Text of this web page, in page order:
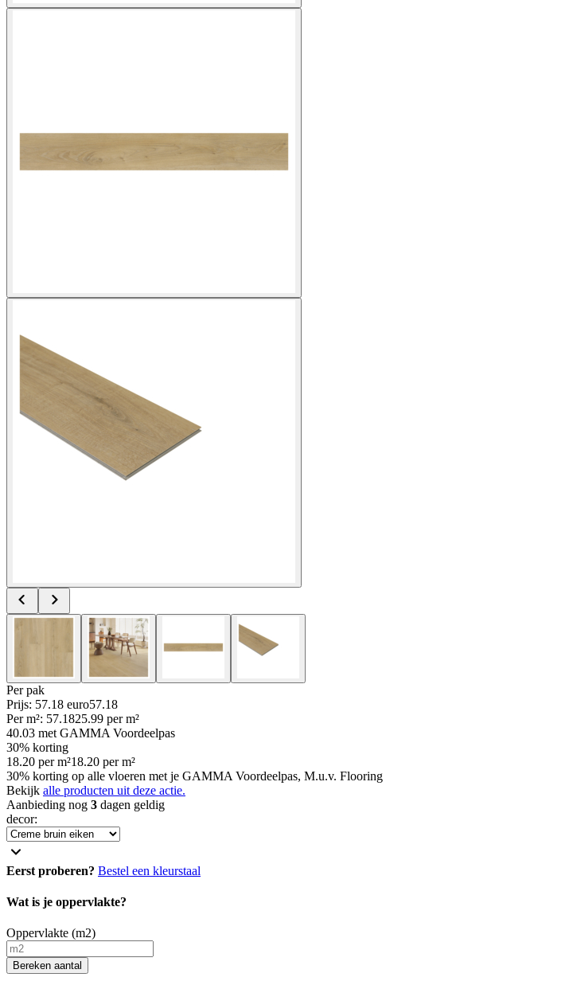
Per pak
Prijs: 57.18 euro57.18
Per m²: 57.1825.99 per m²
40.03 met GAMMA Voordeelpas
30% korting
18.20 per m²18.20 per m²
30% korting op alle vloeren met je GAMMA Voordeelpas, M.u.v. Flooring
Bekijk alle producten uit deze actie.
Aanbieding nog 3 dagen geldig
decor:
Eerst proberen? Bestel een kleurstaal
Wat is je oppervlakte?
Oppervlakte (m2)
Bereken aantal